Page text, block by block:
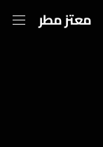
معتز مطر